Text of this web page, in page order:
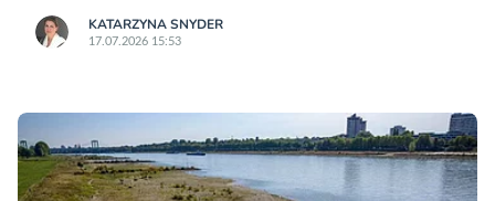
KATARZYNA SNYDER
17.07.2026 15:53